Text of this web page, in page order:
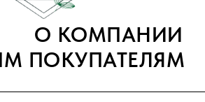
О КОМПАНИИ
ПОКУПАТЕЛЯМ